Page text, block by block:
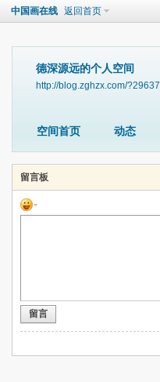
中国画在线 返回首页
德深源远的个人空间
http://blog.zghzx.com/?29637
空间首页 动态
留言板
留言